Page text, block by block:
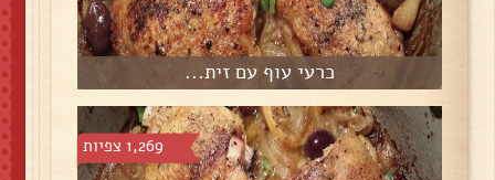
כרעי עוף עם זית...
1,269 צפיות